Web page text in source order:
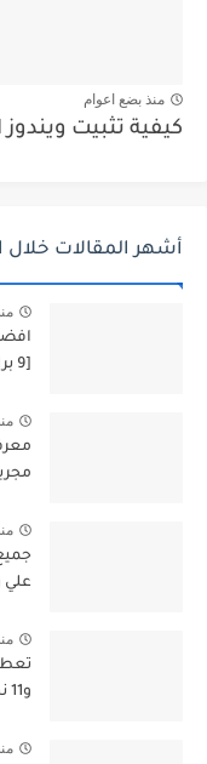
منذ بضع اعوام
كيفية تثبيت ويندوز 11 من الفلاشة في خطوات موجزة
أشهر المقالات خلال
علي
و11 نهائياً